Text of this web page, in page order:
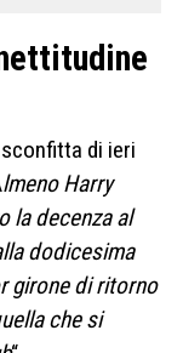
di ieri
lmeno Harry
la decenza al
dodicesima
girone di ritorno
che si